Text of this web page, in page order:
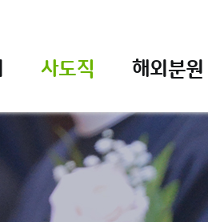
사도직 해외분원